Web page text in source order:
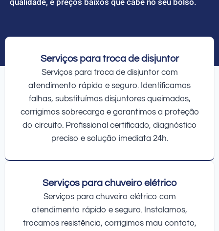
Serviços para troca de disjuntor
Serviços para troca de disjuntor com
atendimento rápido e seguro. Identificamos
falhas, substituímos disjuntores queimados,
corrigimos sobrecarga e garantimos a proteção
do circuito. Profissional certificado, diagnóstico
preciso e solução imediata 24h.
Serviços para chuveiro elétrico
Serviços para chuveiro elétrico com
atendimento rápido e seguro. Instalamos,
trocamos resistência, corrigimos mau contato,